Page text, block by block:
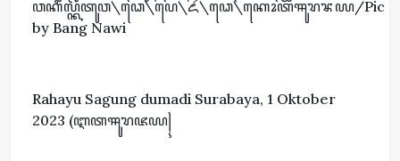
ꦮꦏꦶꦭ꧀ꦏꦼꦠꦸꦮ\ꦣꦺ\ꦥꦺ\ꦌꦂ\ꦣꦺ\ꦏꦺꦴꦠꦯꦸꦫꦨꦪ/Pic
by Bang Nawi
Rahayu Sagung dumadi Surabaya, 1 Oktober
2023 (ꦆꦠꦯꦸꦫꦗꦪ꧍